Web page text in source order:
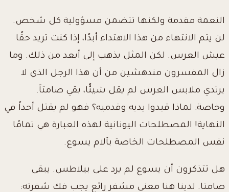
النعمة مقدمة ولكنها تتضمن مسؤولية كل شخص.
لن يتم الانتهاء من هذا الاهتداء أبدًا، إذا كنت تريد حقًا
عيش العرس. لكن المثل يذهب إلى أبعد من ذلك. وما
زال المفسرون مندهشين من أن هذا الرجل الذي لا
يرتدي ملابس العرس لم يقل شيئًا، بقي صامتاً.
وخاصة: لماذا قيدوا يديه وقدميه؟ فهو لم يقتل أحداً في
النهاية! المصطلحات اليونانية لهذه العبارة هي تمامًا
نفس المصطلحات الخاصة بآلام يسوع.
هل تتذكرون أن يسوع لم يرد على بيلاطس. يبقى
صامتا. لدينا هنا معنى مشفر رائع يجب فك شفرته: